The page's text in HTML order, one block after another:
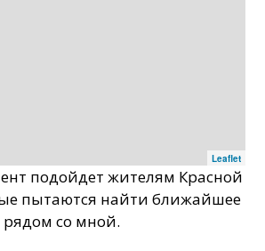
Leaflet
подойдет жителям Красной
пытаются найти ближайшее
со мной.